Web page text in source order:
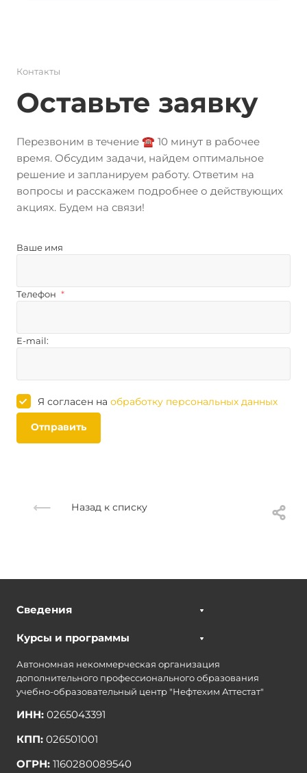
Контакты
Оставьте заявку
Перезвоним в течение ☎️ 10 минут в рабочее
время. Обсудим задачи, найдем оптимальное
решение и запланируем работу. Ответим на
вопросы и расскажем подробнее о действующих
акциях. Будем на связи!
Ваше имя
Телефон *
E-mail:
Я согласен на обработку персональных данных
Отправить
Назад к списку
Сведения
Курсы и программы
Автономная некоммерческая организация
дополнительного профессионального образования
учебно-образовательный центр "Нефтехим Аттестат"
ИНН: 0265043391
КПП: 026501001
ОГРН: 1160280089540